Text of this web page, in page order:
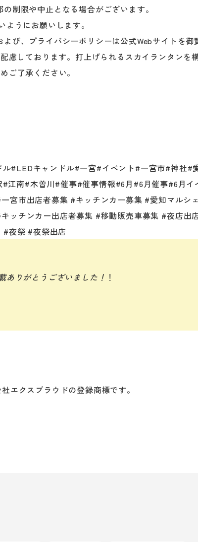
制限や中止となる場合がございます。
うにお願いします。
び、プライバシーポリシーは公式Webサイトを御
しております。打上げられるスカイランタンを
ご了承ください。
ル#LEDキャンドル#一宮#イベント#一宮市#神社#
#江南#木曽川#催事#催事情報#6月 #6月催事#6月イ
宮市出店者募集 #キッチンカー募集 #愛知マルシェ
ッチンカー出店者募集 #移動販売車募集 #夜店出
#夜祭 #夜祭出店
ありがとうございました！ ！
エクスプラウドの登録商標です。